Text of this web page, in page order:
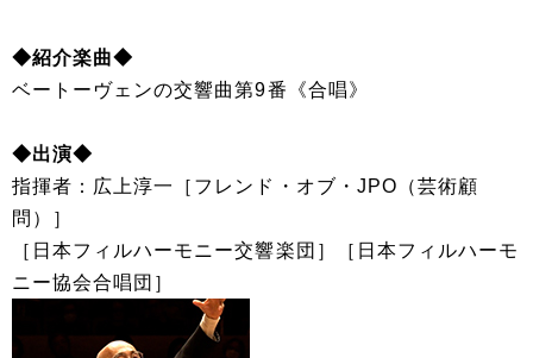
◆紹介楽曲◆
ベートーヴェンの交響曲第9番《合唱》
◆出演◆
指揮者：広上淳一［フレンド・オブ・JPO（芸術顧
問）］
［日本フィルハーモニー交響楽団］［日本フィルハーモ
ニー協会合唱団］